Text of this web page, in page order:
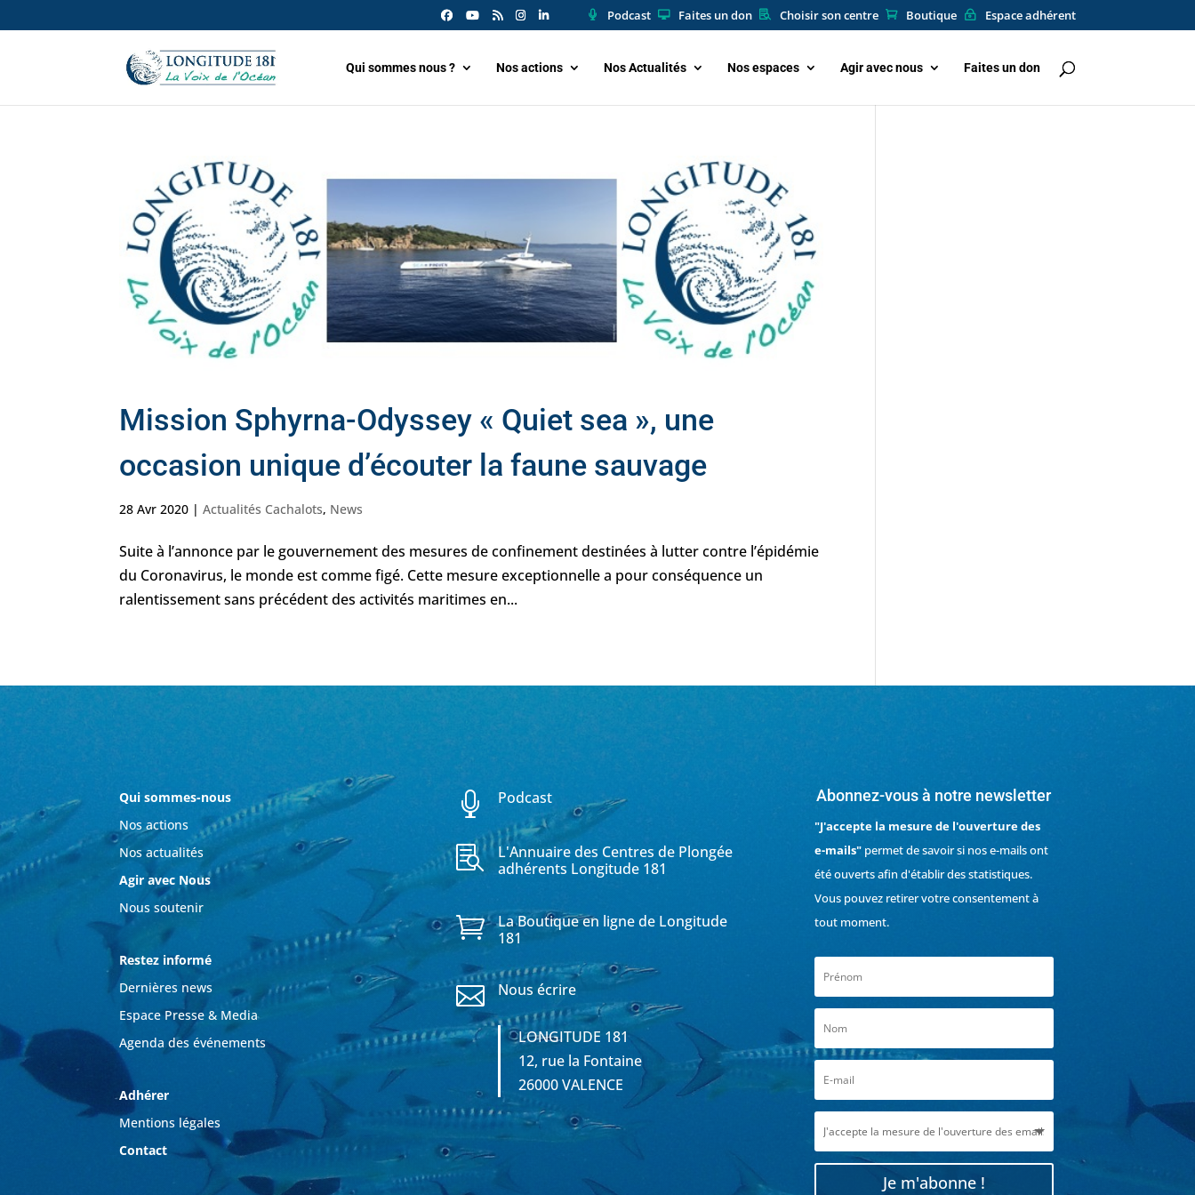
Podcast Faites un don Choisir son centre Boutique Espace adhérent
Qui sommes nous ? Nos actions Nos Actualités Nos espaces Agir avec nous Faites un don
Mission Sphyrna-Odyssey « Quiet sea », une
occasion unique d’écouter la faune sauvage
28 Avr 2020 |Actualités Cachalots, News
Suite à l’annonce par le gouvernement des mesures de confinement destinées à lutter contre l’épidémie
du Coronavirus, le monde est comme figé. Cette mesure exceptionnelle a pour conséquence un
ralentissement sans précédent des activités maritimes en...
Qui sommes-nous
Nos actions
Nos actualités
Agir avec Nous
Nous soutenir
Restez informé
Dernières news
Espace Presse & Media
Agenda des événements
Adhérer
Mentions légales
Contact
 Podcast

L'Annuaire des Centres de Plongée
adhérents Longitude 181

La Boutique en ligne de Longitude
181
 Nous écrire
LONGITUDE 181
12, rue la Fontaine
26000 VALENCE
Abonnez-vous à notre newsletter
"J'accepte la mesure de l'ouverture des
e-mails"permet de savoir si nos e-mails ont
été ouverts afin d'établir des statistiques.
Vous pouvez retirer votre consentement à
tout moment.
Je m'abonne !